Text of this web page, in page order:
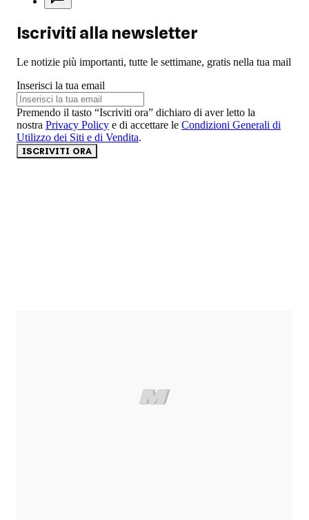
Iscriviti alla newsletter
Le notizie più importanti, tutte le settimane, gratis nella tua mail
Inserisci la tua email
Premendo il tasto “Iscriviti ora” dichiaro di aver letto la
nostra Privacy Policy e di accettare le Condizioni Generali di
Utilizzo dei Siti e di Vendita.
ISCRIVITI ORA